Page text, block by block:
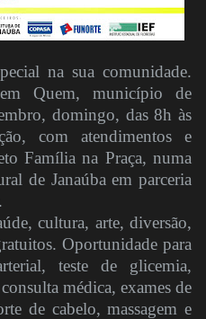
na sua comunidade.
Quem, município de
domingo, das 8h às
com atendimentos e
Família na Praça, numa
de Janaúba em parceria
cultura, arte, diversão,
Oportunidade para
teste de glicemia,
médica, exames de
de cabelo, massagem e